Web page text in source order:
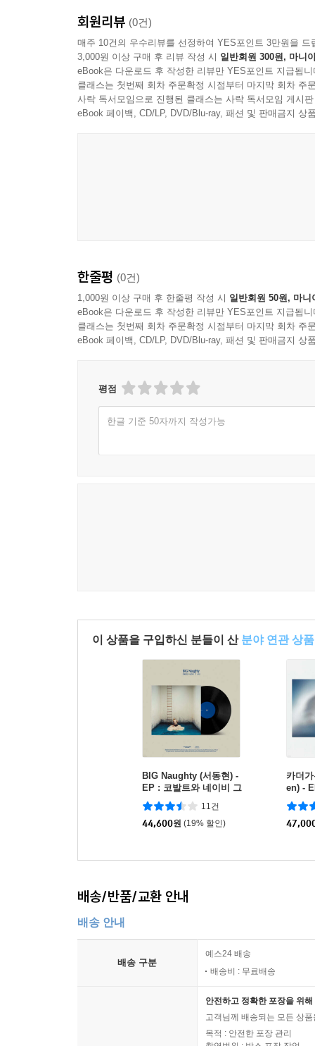
회원리뷰 (0건)
매주 10건의 우수리뷰를 선정하여 YES포인트 3만원을 드
3,000원 이상 구매 후 리뷰 작성 시 일반회원 300원, 마니
eBook은 다운로드 후 작성한 리뷰만 YES포인트 지급됩니
클래스는 첫번째 회차 주문확정 시점부터 마지막 회차 주
사락 독서모임으로 진행된 클래스는 사락 독서모임 게시
eBook 페이백, CD/LP, DVD/Blu-ray, 패션 및 판매금지 상
한줄평 (0건)
1,000원 이상 구매 후 한줄평 작성 시 일반회원 50원, 마니
eBook은 다운로드 후 작성한 리뷰만 YES포인트 지급됩니
클래스는 첫번째 회차 주문확정 시점부터 마지막 회차 주
eBook 페이백, CD/LP, DVD/Blu-ray, 패션 및 판매금지 상
평점
한글 기준 50자까지 작성가능
이 상품을 구입하신 분들이 산 분야 연관 상품
BIG Naughty (서동현) -
EP : 코발트와 네이비 그
사이 [LP]
11건
44,600원 (19% 할인)
카더
en) -
[블루
배송/반품/교환 안내
배송 안내
배송 구분
예스24 배송
배송비 : 무료배송
안전하고 정확한 포장을 위
고객님께 배송되는 모든 상
목적 : 안전한 포장 관리